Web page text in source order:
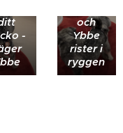
-
och
Ybbe
rister i
ryggen